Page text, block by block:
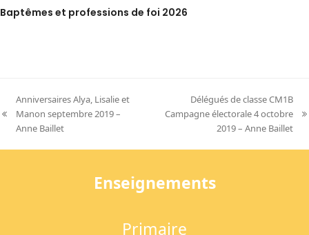
Baptêmes et professions de foi 2026
previous
post:
Anniversaires Alya, Lisalie et
Manon septembre 2019 –
Anne Baillet
next
Délégués de classe CM1B
Campagne électorale 4 octobre
2019 – Anne Baillet
Enseignements
Primaire